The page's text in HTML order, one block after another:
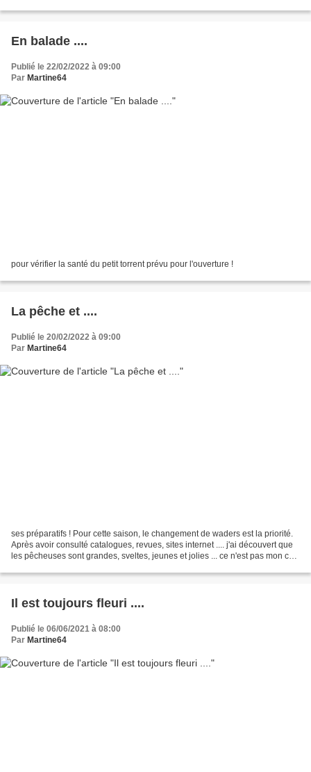
En balade ....
Publié le 22/02/2022 à 09:00
Par Martine64
pour vérifier la santé du petit torrent prévu pour l'ouverture !
La pêche et ....
Publié le 20/02/2022 à 09:00
Par Martine64
ses préparatifs ! Pour cette saison, le changement de waders est la priorité.
Après avoir consulté catalogues, revues, sites internet .... j'ai découvert que
les pêcheuses sont grandes, sveltes, jeunes et jolies ... ce n'est pas mon cas
Il est toujours fleuri ....
Publié le 06/06/2021 à 08:00
Par Martine64